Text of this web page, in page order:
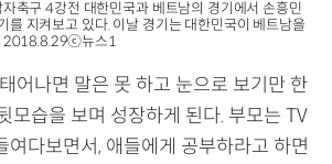
축구 4강전 대한민국과 베트남의 경기에서 손흥민
를 지켜보고 있다. 이날 경기는 대한민국이 베트남을
2018.8.29ⓒ뉴스1
어나면 말은 못 하고 눈으로 보기만 한
모습을 보며 성장하게 된다. 부모는 TV
여다보면서, 애들에게 공부하라고 하면